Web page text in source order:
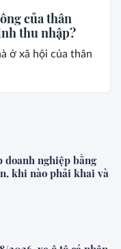
của thân
thu nhập?
ở xã hội của thân
doanh nghiệp bằng
khi nào phải khai và